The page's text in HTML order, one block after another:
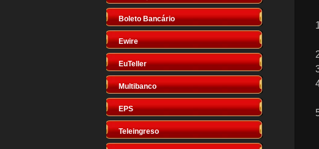
Boleto Bancário
Ewire
EuTeller
Multibanco
EPS
Teleingreso